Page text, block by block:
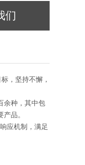
们
，坚持不懈，
余种，其中包
品。
应机制，满足